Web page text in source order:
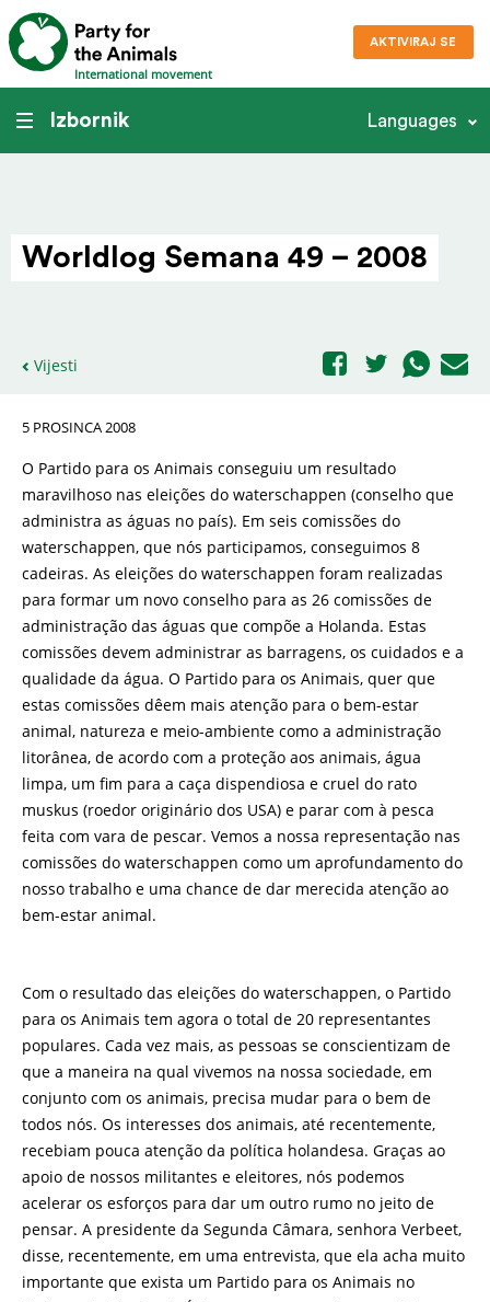
International movement
AKTIVIRAJ SE
Izbornik Languages
Worldlog Semana 49 – 2008
Vijesti
5 PROSINCA 2008
O Partido para os Animais conseguiu um resultado
maravilhoso nas eleições do waterschappen (conselho que
administra as águas no país). Em seis comissões do
waterschappen, que nós participamos, conseguimos 8
cadeiras. As eleições do waterschappen foram realizadas
para formar um novo conselho para as 26 comissões de
administração das águas que compõe a Holanda. Estas
comissões devem administrar as barragens, os cuidados e a
qualidade da água. O Partido para os Animais, quer que
estas comissões dêem mais atenção para o bem-estar
animal, natureza e meio-ambiente como a administração
litorânea, de acordo com a proteção aos animais, água
limpa, um fim para a caça dispendiosa e cruel do rato
muskus (roedor originário dos USA) e parar com à pesca
feita com vara de pescar. Vemos a nossa representação nas
comissões do waterschappen como um aprofundamento do
nosso trabalho e uma chance de dar merecida atenção ao
bem-estar animal.
Com o resultado das eleições do waterschappen, o Partido
para os Animais tem agora o total de 20 representantes
populares. Cada vez mais, as pessoas se conscientizam de
que a maneira na qual vivemos na nossa sociedade, em
conjunto com os animais, precisa mudar para o bem de
todos nós. Os interesses dos animais, até recentemente,
recebiam pouca atenção da política holandesa. Graças ao
apoio de nossos militantes e eleitores, nós podemos
acelerar os esforços para dar um outro rumo no jeito de
pensar. A presidente da Segunda Câmara, senhora Verbeet,
disse, recentemente, em uma entrevista, que ela acha muito
importante que exista um Partido para os Animais no